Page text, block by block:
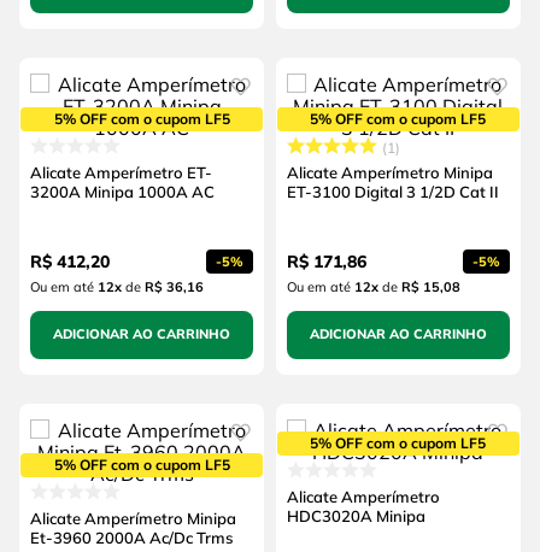
5% OFF com o cupom LF5
Alicate Amperímetro ET-
3200A Minipa 1000A AC
R$ 412,20 -5%
Ou em até 12xde R$ 36,16
ADICIONAR AO CARRINHO
5% OFF com o cupom LF5
1
Alicate Amperímetro Minipa
ET-3100 Digital 3 1/2D Cat II
R$ 171,86 -5%
Ou em até 12xde R$ 15,08
ADICIONAR AO CARRINHO
5% OFF com o cupom LF5
Alicate Amperímetro Minipa
Et-3960 2000A Ac/Dc Trms
5% OFF com o cupom LF5
Alicate Amperímetro
HDC3020A Minipa